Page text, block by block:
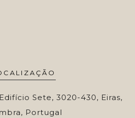
Sete, 3020-430, Eiras,
Portugal